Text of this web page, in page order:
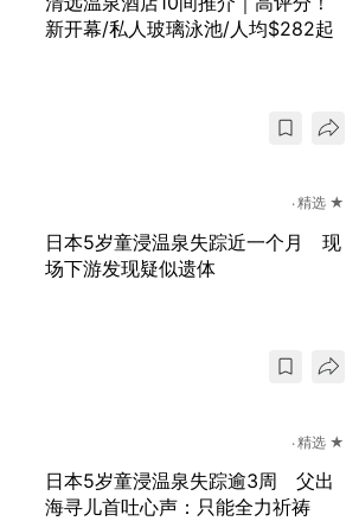
新开幕/私人玻璃泳池/人均$282起
精选 ★
日本5岁童浸温泉失踪近一个月 现
场下游发现疑似遗体
精选 ★
日本5岁童浸温泉失踪逾3周 父出
海寻儿首吐心声：只能全力祈祷